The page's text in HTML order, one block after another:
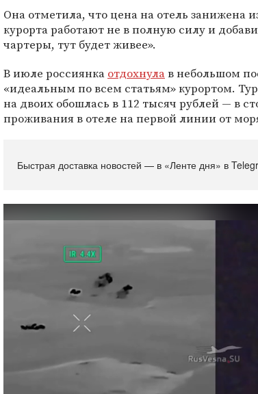
Она отметила, что цена на отель занижена
курорта работают не в полную силу и
чартеры, тут будет живее».
В июле россиянка отдохнулав небольшом
«идеальным по всем статьям» курортом.
на двоих обошлась в 112 тысяч рублей — в
проживания в отеле на первой линии от
Быстрая доставка новостей — в «Ленте дня» в